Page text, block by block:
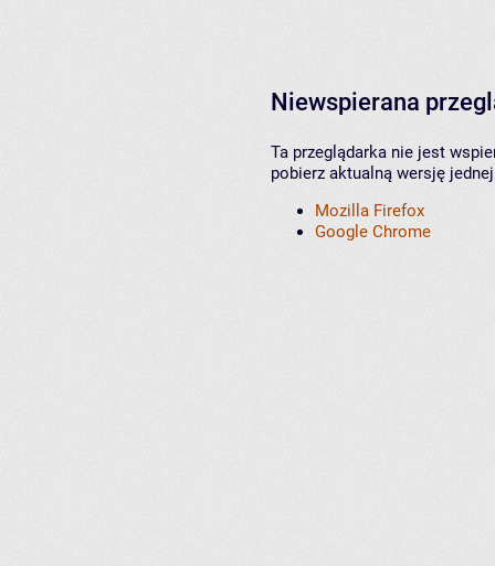
Niewspierana
Ta przeglądarka nie jest
pobierz aktualną wersję
Mozilla Firefox
Google Chrome